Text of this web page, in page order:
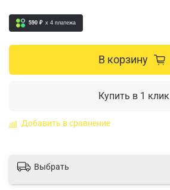
590 ₽ x 4 платежа
В корзину
Купить в 1 клик
Добавить в сравнение
Выбрать